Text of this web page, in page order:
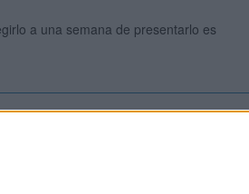
a una semana de presentarlo es
oregístratepara enviar comentarios